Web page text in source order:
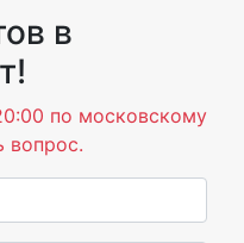
в
по московскому
вопрос.